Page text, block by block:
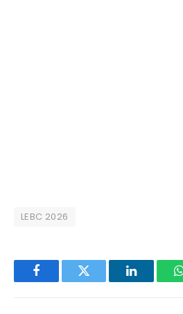
LEBC 2026
FacebookTwitter LinkedIn